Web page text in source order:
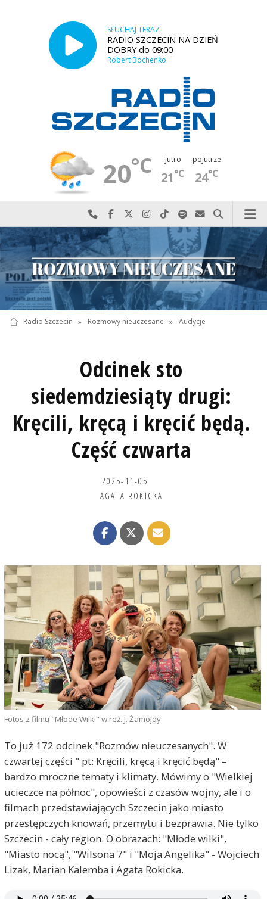
SŁUCHAJ TERAZ
RADIO SZCZECIN NA DZIEŃ
DOBRY do 09:00
Robert Bochenko
20°C jutro
21°C
pojutrze
24°C
Najlepiej po prostu do nas zadzwoń
Odwiedź nas na Facebook-u
Odwiedź nas na X
Odwiedź nas na Instagram-ie
Odwiedź nas na TikTok-u
Szukaj nas na Spotify
Wyślij do nas
Szukaj
Radio Szczecin » Rozmowy nieuczesane » Audycje
Odcinek sto
siedemdziesiąty drugi:
Kręcili, kręcą i kręcić będą.
Część czwarta
2025-11-05
AGATA ROKICKA
Fotos z filmu "Młode Wilki" w reż. J. Żamojdy
To już 172 odcinek "Rozmów nieuczesanych". W
czwartej części " pt: Kręcili, kręcą i kręcić będą" –
bardzo mroczne tematy i klimaty. Mówimy o "Wielkiej
ucieczce na północ", opowieści z czasów wojny, ale i o
filmach przedstawiających Szczecin jako miasto
przestępczych knowań, przemytu i bezprawia. Nie tylko
Szczecin - cały region. O obrazach: "Młode wilki",
"Miasto nocą", "Wilsona 7" i "Moja Angelika" - Wojciech
Lizak, Marian Kalemba i Agata Rokicka.